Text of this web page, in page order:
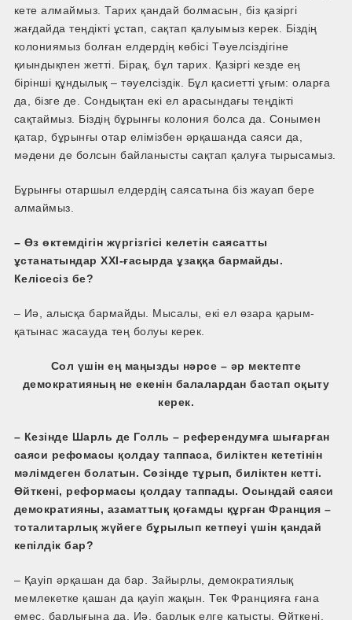
кете алмаймыз. Тарих қандай болмасын, біз қазіргі
жағдайда теңдікті ұстап, сақтап қалуымыз керек. Біздің
колониямыз болған елдердің көбісі Тәуелсіздігіне
қиындықпен жетті. Бірақ, бұл тарих. Қазіргі кезде ең
бірінші құндылық – тәуелсіздік. Бұл қасиетті ұғым: оларға
да, бізге де. Сондықтан екі ел арасындағы теңдікті
сақтаймыз. Біздің бұрынғы колония болса да. Сонымен
қатар, бұрынғы отар елімізбен әрқашанда саяси да,
мәдени де болсын байланысты сақтап қалуға тырысамыз.
Бұрынғы отаршыл елдердің саясатына біз жауап бере
алмаймыз.
– Өз өктемдігін жүргізгісі келетін саясатты
ұстанатындар XXI-­ғасырда ұзаққа бармайды.
Келісесіз бе?
– Иә, алысқа бармайды. Мысалы, екі ел өзара қарым­-
қатынас жасауда тең болуы керек.
Сол үшін ең маңызды нәрсе – әр мектепте
демократияның не екенін балалардан бастап оқыту
керек.
– Кезінде Шарль де Голль – референдумға шығарған
саяси рефомасы қолдау таппаса, биліктен кететінін
мәлімдеген болатын. Сөзінде тұрып, биліктен кетті.
Өйткені, реформасы қолдау таппады. Осындай саяси
демократияны, азаматтық қоғамды құрған Франция –
тоталитарлық жүйеге бұрылып кетпеуі үшін қандай
кепілдік бар?
– Қауіп әрқашан да бар. Зайырлы, демократиялық
мемлекетке қашан да қауіп жақын. Тек Францияға ғана
емес, барлығына да. Иә, барлық елге қатысты. Өйткені,